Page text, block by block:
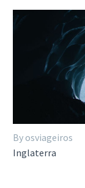
By osviageiros
Inglaterra